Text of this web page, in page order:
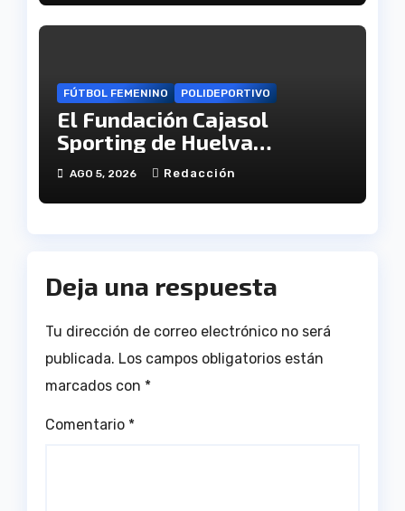
FÚTBOL FEMENINO POLIDEPORTIVO
El Fundación Cajasol
Sporting de Huelva
disputará la Copa de
Andalucía en el Estadio
Antonio Toledo Sánchez
AGO 5, 2026 Redacción
Deja una respuesta
Tu dirección de correo electrónico no será
publicada. Los campos obligatorios están
marcados con *
Comentario *